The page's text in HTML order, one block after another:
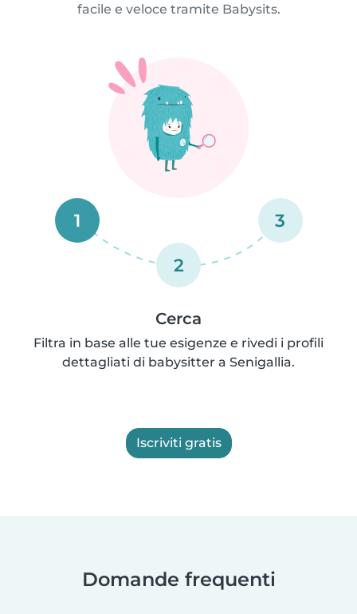
facile e veloce tramite Babysits.
1
2
3
Cerca
Filtra in base alle tue esigenze e rivedi i profili
dettagliati di babysitter a Senigallia.
Iscriviti gratis
Domande frequenti